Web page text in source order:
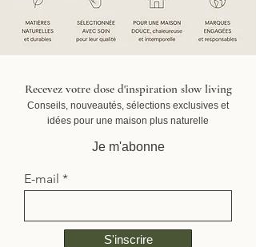
Recevez votre dose d'inspiration slow living
Conseils, nouveautés, sélections exclusives et
idées pour une maison plus naturelle
Je m'abonne
E-mail
S'inscrire